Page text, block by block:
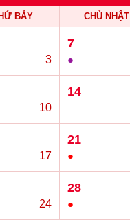
BẢY CHỦ NHẬT
3
7
●
10
14
17
21
●
24
28
●